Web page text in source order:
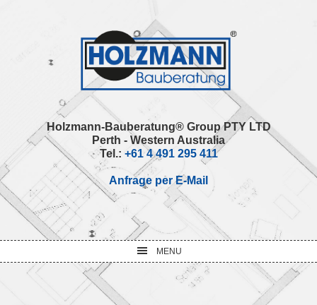
navigation
Holzmann-Bauberatung® Group PTY LTD
Perth - Western Australia
Tel.: +61 4 491 295 411
Anfrage per E-Mail
MENU